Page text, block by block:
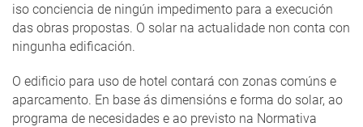
iso conciencia de ningún impedimento para a execución
das obras propostas. O solar na actualidade non conta con
ningunha edificación.
O edificio para uso de hotel contará con zonas comúns e
aparcamento. En base ás dimensións e forma do solar, ao
programa de necesidades e ao previsto na Normativa